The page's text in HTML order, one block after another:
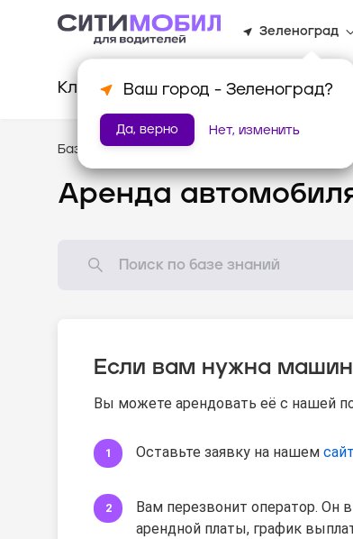
Зеленоград
Ваш город - Зеленоград?
Да, верно Нет, изменить
Клиентам Водителям
База знаний /Новому водителю
Аренда
Если вам нужна
Вы можете арендовать её с нашей
Оставьте заявку на нашем
Вам перезвонит оператор. Он
арендной платы, график